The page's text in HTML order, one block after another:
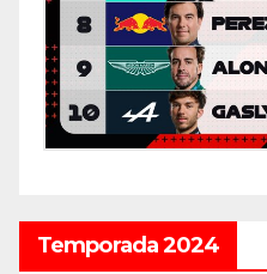
Temporada 2024